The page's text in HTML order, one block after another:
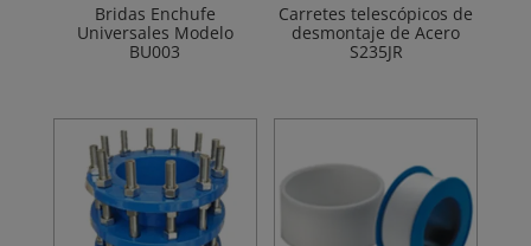
Bridas Enchufe
Universales Modelo
BU003
Carretes telescópicos de
desmontaje de Acero
S235JR